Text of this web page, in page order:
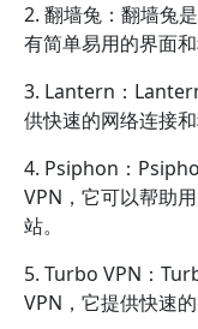
2. 翻墙兔：翻墙兔
有简单易用的界面和
3. Lantern：
供快速的网络连接和
4. Psiphon：
VPN，它可以帮助
站。
5. Turbo VPN：
VPN，它提供快速